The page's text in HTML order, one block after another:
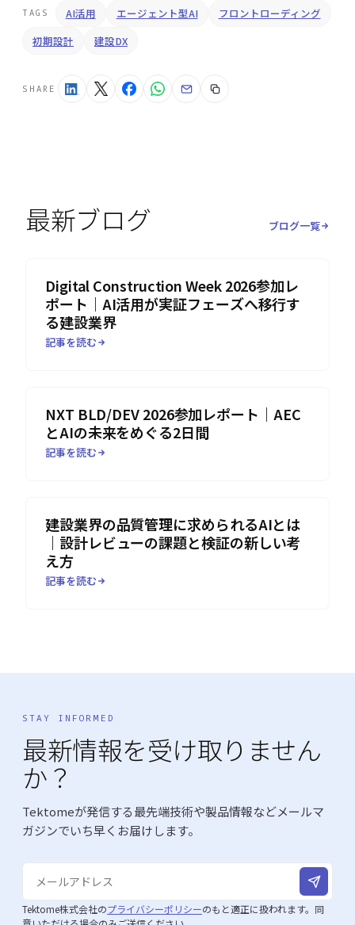
TAGS AI活用 エージェント型AI
フロントローディング
初期設計
建設DX
SHARE
最新ブログ ブログ一覧
Digital Construction Week 2026参加レ
ポート｜AI活用が実証フェーズへ移行す
る建設業界
記事を読む
NXT BLD/DEV 2026参加レポート｜AEC
とAIの未来をめぐる2日間
記事を読む
建設業界の品質管理に求められるAIとは
｜設計レビューの課題と検証の新しい考
え方
記事を読む
STAY INFORMED
最新情報を受け取りません
か？
Tektomeが発信する最先端技術や製品情報などメールマ
ガジンでいち早くお届けします。
Tektome株式会社のプライバシーポリシーのもと適正に扱われます。同